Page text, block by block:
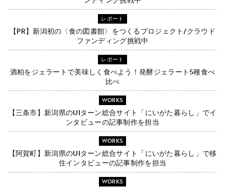
レポート
【PR】新潟初の〈食の図書館〉をつくるプロジェクト/クラウド
ファンディング挑戦中
レポート
酒粕をジェラートで美味しく食べよう！発酵ジェラート5種食べ
比べ
WORKS
【三条市】新潟県のUIターン総合サイト「にいがた暮らし」でイ
ンタビューの記事制作を担当
WORKS
【阿賀町】新潟県のUIターン総合サイト「にいがた暮らし」で移
住インタビューの記事制作を担当
WORKS